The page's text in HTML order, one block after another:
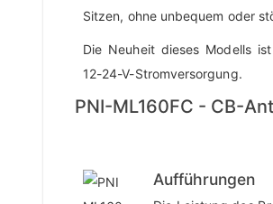
Sitzen, ohne unbequem oder
Die Neuheit dieses Modells
12-24-V-Stromversorgung.
PNI-ML160FC - CB-
Aufführungen